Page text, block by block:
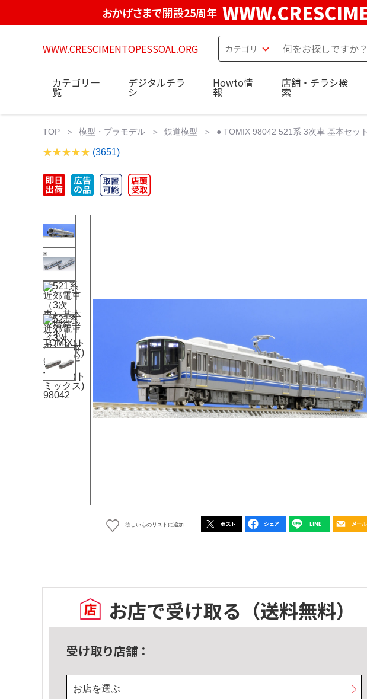
おかげさまで開設25周年
WWW.CRESCIMENTOPESSOAL.ORG
カテゴリ一
覧
デジタルチラ
シ
Howto情
報
店舗・チラシ検
索
TOP 模型・プラモデル 鉄道模型 ● TOMIX 98042 521系 3次車 基本セッ
(3651)
欲しいものリストに追加
お店で受け取る （送料無料）
受け取り店舗：
お店を選ぶ